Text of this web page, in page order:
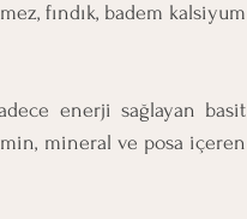
fındık, badem kalsiyum
enerji sağlayan basit
mineral ve posa içeren